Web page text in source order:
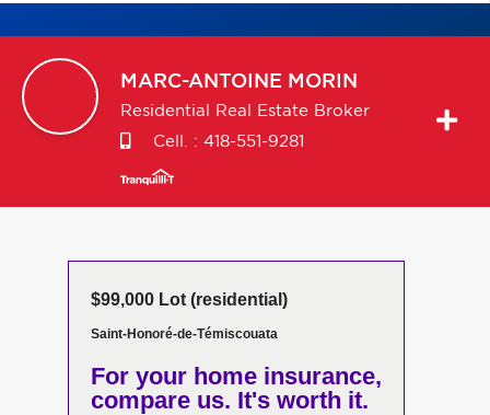
MARC-ANTOINE MORIN
Residential Real Estate Broker
Cell. : 418-551-9281
$99,000 Lot (residential)
Saint-Honoré-de-Témiscouata
For your home insurance,
compare us. It's worth it.